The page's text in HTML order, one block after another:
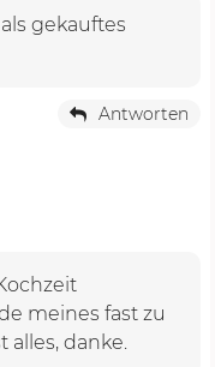
gekauftes
Antworten
meines fast zu
alles, danke.